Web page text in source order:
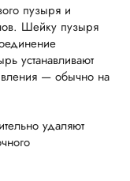
пузыря и
Шейку пузыря
устанавливают
— обычно на
удаляют